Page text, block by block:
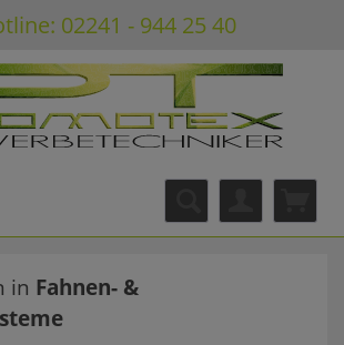
02241 - 944 25 40
in Fahnen- &